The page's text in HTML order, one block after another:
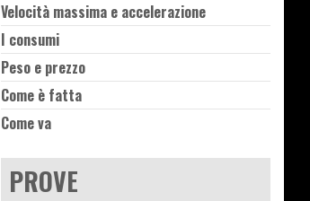
Velocità massima e accelerazione
I consumi
Peso e prezzo
Come è fatta
Come va
PROVE